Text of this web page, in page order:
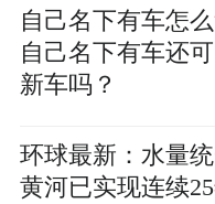
自己名下有车怎
自己名下有车还
新车吗？
环球最新：水量
黄河已实现连续